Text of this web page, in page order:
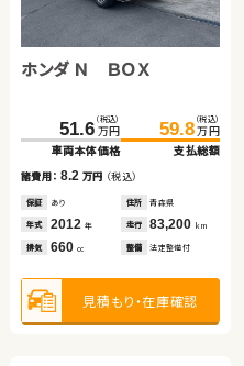
ホンダ Ｎ ＢＯＸ
51.6 （税込）
万円
車両本体価格
59.8 （税込）
万円
支払総額
諸費用：8.2 万円 （税込）
保証 あり 住所 青森県
年式 2012 年 走行 83,200 km
排気 660 cc 整備 法定整備付
見積もり・在庫確認
トヨタ ノア
162.5 （税込）
万円
車両本体価格
179.9 （税込）
万円
支払総額
諸費用：17.4万円（税込）
保証 あり 住所 岩手県
年式 2019 年 走行 89,200 km
排気 2,000 整備 法定整備付
見積もり・在庫確認
日産 エクストレイル
170.8 （税込）
万円
車両本体価格
179.7 （税込）
万円
支払総額
諸費用：8.9 万円 （税込）
保証 なし 住所 岡山県
年式 2020 年 走行 78,000 km
排気 2,000 整備 なし
見積もり・在庫確認
トヨタ ルーミー
74.8 （税込）
万円
車両本体価格
82.7 （税込）
万円
支払総額
諸費用：7.9 万円 （税込）
保証 なし 住所 鳥取県
年式 2017 年 走行 73,900 km
排気 1,000 整備 法定整備付
見積もり・在庫確認